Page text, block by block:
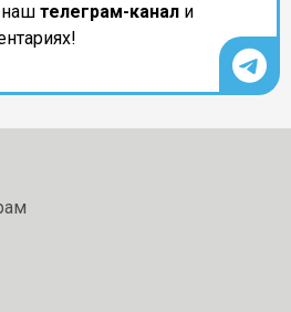
наш телеграм-канал и